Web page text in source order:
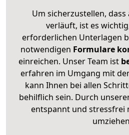
Um sicherzustellen,
verläuft, ist es
erforderlichen Unterlagen
notwendigen Formulare
einreichen. Unser Team ist
erfahren im Umgang mit
kann Ihnen bei allen
behilflich sein. Durch
entspannt und stressfrei